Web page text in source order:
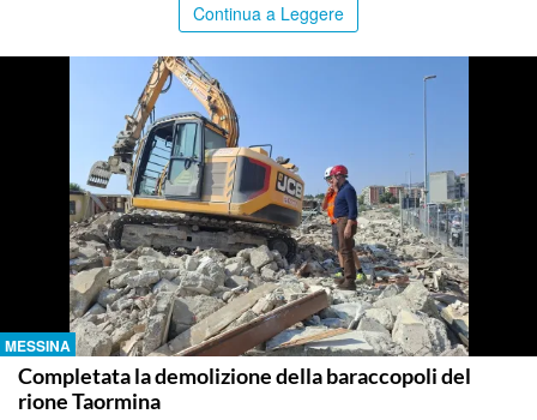
Continua a Leggere
MESSINA
Completata la demolizione della baraccopoli del
rione Taormina